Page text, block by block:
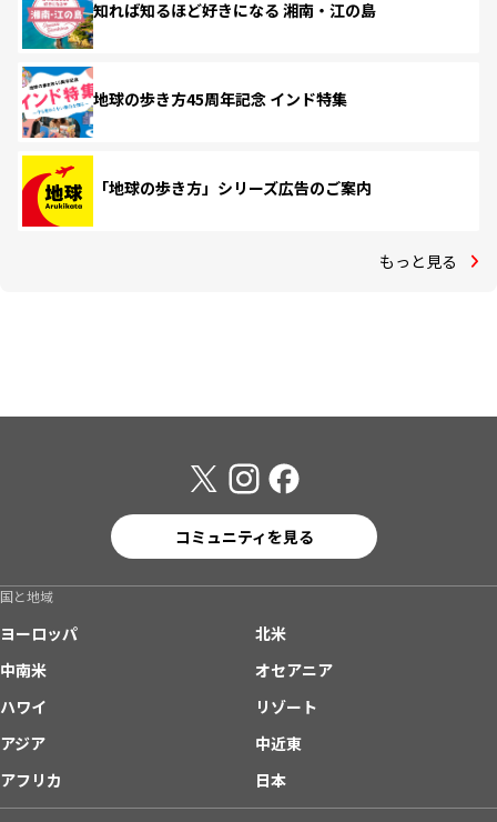
知れば知るほど好きになる 湘南・江の島
地球の歩き方45周年記念 インド特集
「地球の歩き方」シリーズ広告のご案内
もっと見る
コミュニティを見る
国と地域
ヨーロッパ
北米
中南米
オセアニア
ハワイ
リゾート
アジア
中近東
アフリカ
日本